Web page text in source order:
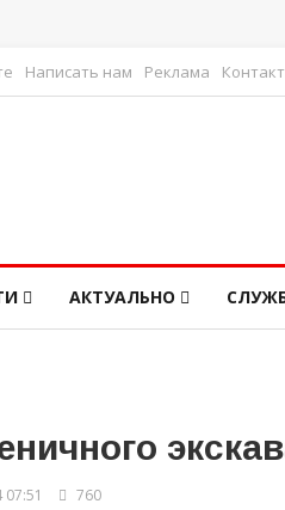
Написать нам Реклама
АКТУАЛЬНО
760